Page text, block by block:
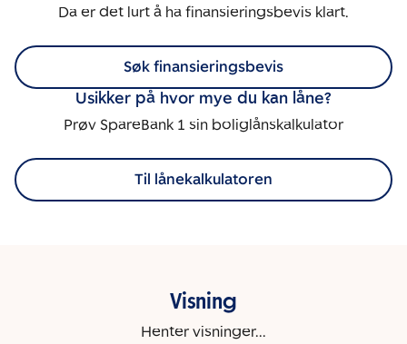
Da er det lurt å ha finansieringsbevis klart.
Søk finansieringsbevis
Usikker på hvor mye du kan låne?
Prøv SpareBank 1 sin boliglånskalkulator
Til lånekalkulatoren
Visning
Henter visninger...